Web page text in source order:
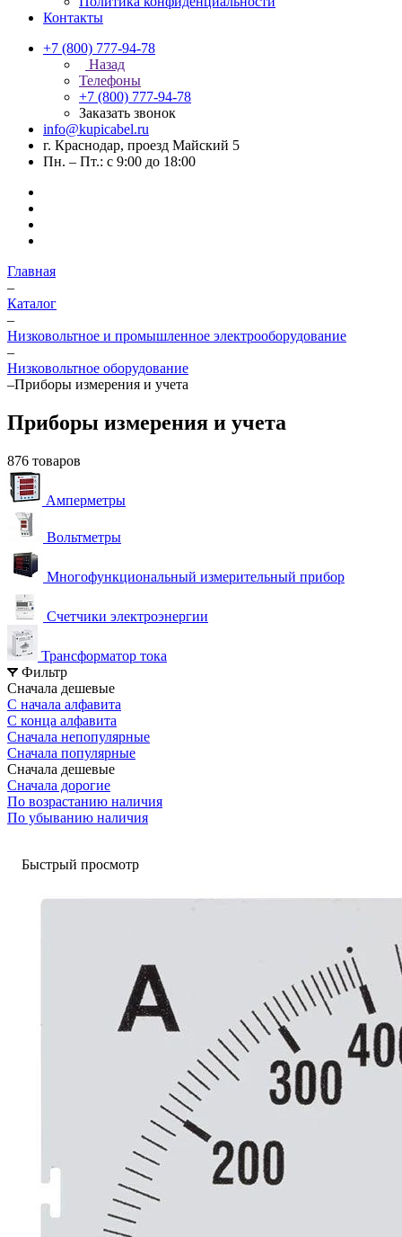
Контакты
+7 (800) 777-94-78
Назад
Телефоны
+7 (800) 777-94-78
Заказать звонок
info@kupicabel.ru
г. Краснодар, проезд Майский 5
Пн. – Пт.: с 9:00 до 18:00
Главная
–
Каталог
–
Низковольтное и промышленное электрооборудование
–
Низковольтное оборудование
–Приборы измерения и учета
Приборы измерения и учета
876 товаров
Амперметры
Вольтметры
Многофункциональный измерительный прибор
Счетчики электроэнергии
Трансформатор тока
Фильтр
Сначала дешевые
С начала алфавита
С конца алфавита
Сначала непопулярные
Сначала популярные
Сначала дешевые
Сначала дорогие
По возрастанию наличия
По убыванию наличия
Быстрый просмотр